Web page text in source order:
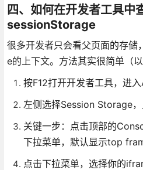
四、如何在开发者工具中
sessionStorage
很多开发者只会看父页面的存
e的上下文。方法其实很简单（
按F12打开开发者工具，进
左侧选择Session Storage
关键一步：点击顶部的
下拉菜单，默认显示top
点击下拉菜单，选择你的